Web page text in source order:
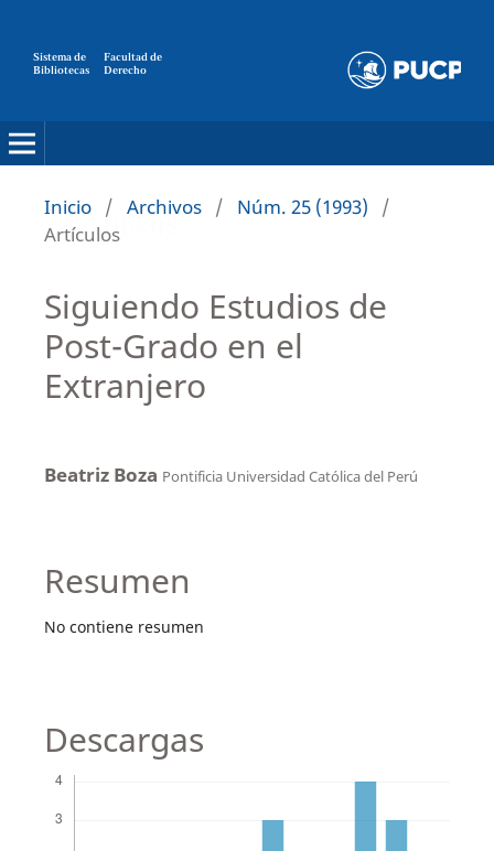
Sistema de
Bibliotecas
Facultad de
Derecho
Inicio / Archivos / Núm. 25 (1993)
/
Artículos
Siguiendo Estudios de
Post-Grado en el
Extranjero
Beatriz Boza Pontificia Universidad Católica del Perú
Resumen
No contiene resumen
Descargas